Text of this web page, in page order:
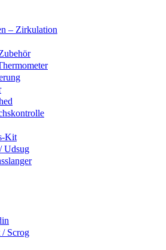
– Zirkulation
Kit
Udsug
/ Scrog